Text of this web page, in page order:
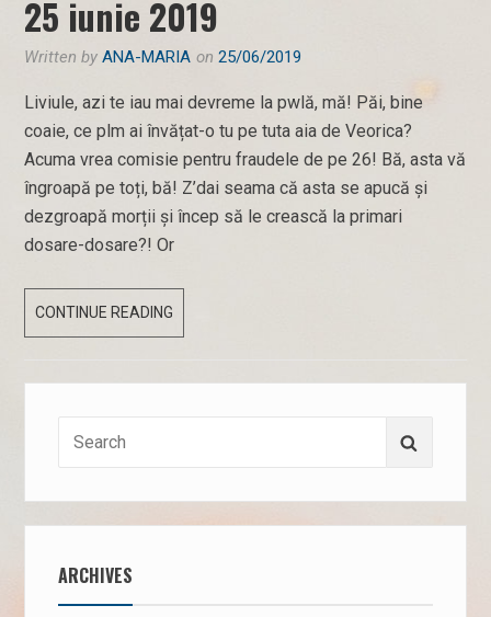
25 iunie 2019
Written byANA-MARIA on25/06/2019
Liviule, azi te iau mai devreme la pwlă, mă! Păi, bine
coaie, ce plm ai învățat-o tu pe tuta aia de Veorica?
Acuma vrea comisie pentru fraudele de pe 26! Bă, asta vă
îngroapă pe toți, bă! Z’dai seama că asta se apucă și
dezgroapă morții și încep să le crească la primari
dosare-dosare?! Or
CONTINUE READING
IUNIE
ARCHIVES